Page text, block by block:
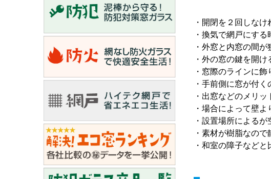
・開閉を２回しな
・換気で網戸にす
・外窓と内窓の間
・外の窓の鍵を開
・窓際のラインに
・手前側に窓が付
・出窓などのメリ
・場合によって壁
・設置場所による
・素材が樹脂なの
・和室の障子など